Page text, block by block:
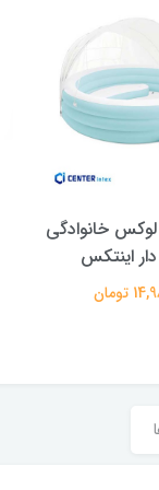
خانوادگی
اینتکس